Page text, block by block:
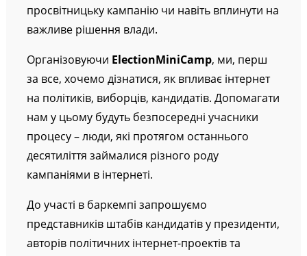
просвітницьку кампанію чи навіть вплинути на
важливе рішення влади.
Організовуючи ElectionMiniCamp, ми, перш
за все, хочемо дізнатися, як впливає інтернет
на політиків, виборців, кандидатів. Допомагати
нам у цьому будуть безпосередні учасники
процесу – люди, які протягом останнього
десятиліття займалися різного роду
кампаніями в інтернеті.
До участі в баркемпі запрошуємо
представників штабів кандидатів у президенти,
авторів політичних інтернет-проектів та